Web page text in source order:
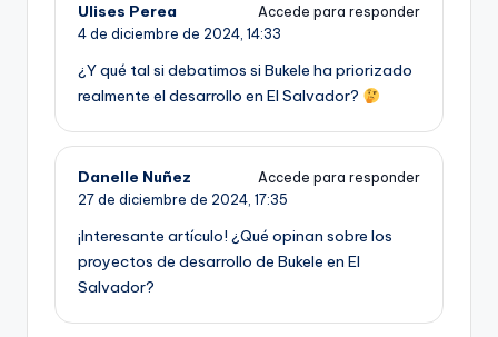
Ulises Perea
Accede para responder
4 de diciembre de 2024, 14:33
¿Y qué tal si debatimos si Bukele ha priorizado
realmente el desarrollo en El Salvador?
Danelle Nuñez
Accede para responder
27 de diciembre de 2024, 17:35
¡Interesante artículo! ¿Qué opinan sobre los
proyectos de desarrollo de Bukele en El
Salvador?